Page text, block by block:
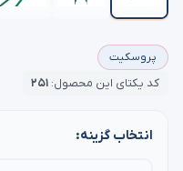
پروسکیت
کد یکتای این محصول: ۲۵۱
انتخاب گزینه: